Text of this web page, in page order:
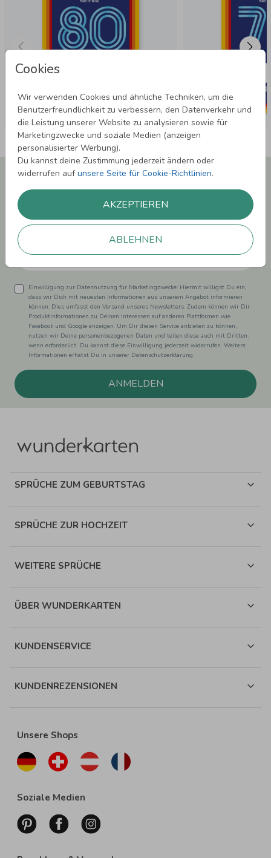
Cookies
Wir verwenden Cookies und ähnliche Techniken, um die
Benutzerfreundlichkeit zu verbessern, den Datenverkehr und
die Leistung unserer Website zu analysieren sowie für
Marketingzwecke und soziale Medien (anzeigen
personalisierter Werbung).
Du kannst deine Zustimmung jederzeit ändern oder
widerrufen aufunsere Seite für Cookie-Richtlinien.
AKZEPTIEREN
ABLEHNEN
Newsletter abonnieren und 5,00 € Rabatt**
Melde Dich zu unserem Newsletter an und bleibe auf dem
Laufenden.
Einwilligung zur Datennutzung für Marketingzwecke: Hiermit willigst Du ein,
dass wir Dich mit neuesten Informationen aus unserem Angebot informieren
können. Dies umfasst den Versand unseres Newsletters. Zudem können wir Dir
Produktinformationen zu Deinen Interessen auf anderen Plattformen wie
Facebook und Google anzeigen. Um Dir diesen Service anbieten zu können,
nutzen wir Deine personenbezogenen Daten und teilen diese auch mit Dritten,
wenn erforderlich. Du kannst diese Einwilligung jederzeit widerrufen. Weitere
Informationen erhätst Du in unserer Datenschutzerklärung.
ANMELDEN
SPRÜCHE ZUM GEBURTSTAG
SPRÜCHE ZUR HOCHZEIT
WEITERE SPRÜCHE
ÜBER WUNDERKARTEN
KUNDENSERVICE
KUNDENREZENSIONEN
Unsere Shops
Soziale Medien